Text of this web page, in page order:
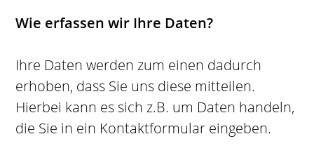
Wie erfassen wir Ihre Daten?
Ihre Daten werden zum einen dadurch
erhoben, dass Sie uns diese mitteilen.
Hierbei kann es sich z.B. um Daten handeln,
die Sie in ein Kontaktformular eingeben.